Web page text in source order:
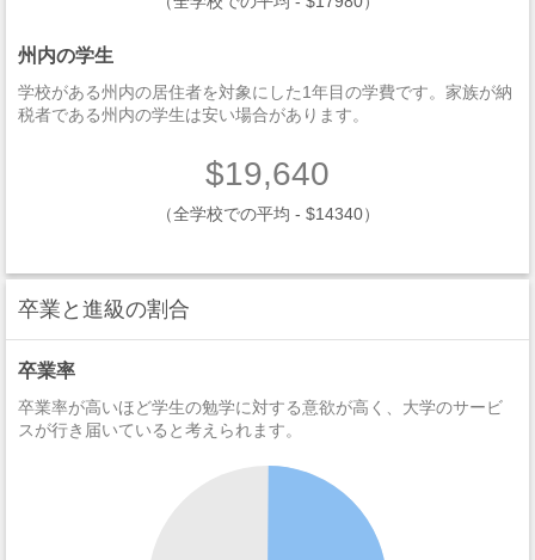
州内の学生
学校がある州内の居住者を対象にした1年目の学費です。家族が納
税者である州内の学生は安い場合があります。
$19,640
（全学校での平均 - $14340）
卒業と進級の割合
卒業率
卒業率が高いほど学生の勉学に対する意欲が高く、大学のサービ
スが行き届いていると考えられます。